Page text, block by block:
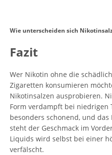
Wie unterscheiden sich
Fazit
Wer Nikotin ohne die
Zigaretten konsumieren
Nikotinsalzen ausprobieren.
Form verdampft bei
besonders schonend, und
steht der Geschmack im
Liquids wird selbst bei einer
verfälscht.